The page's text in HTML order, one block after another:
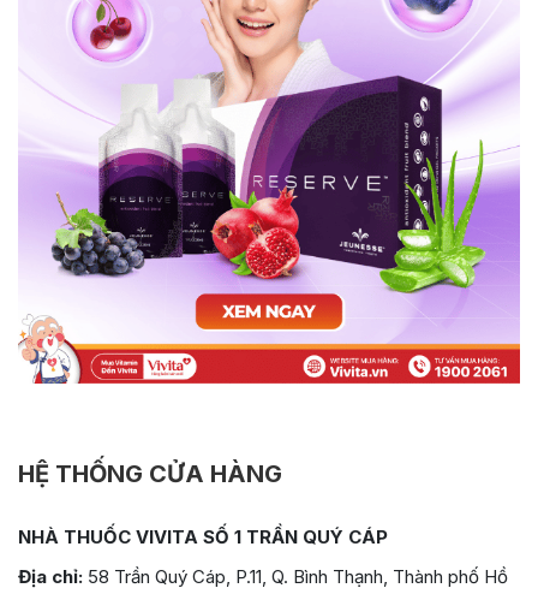
HỆ THỐNG CỬA HÀNG
NHÀ THUỐC VIVITA SỐ 1 TRẦN QUÝ CÁP
Địa chỉ: 58 Trần Quý Cáp, P.11, Q. Bình Thạnh, Thành phố Hồ